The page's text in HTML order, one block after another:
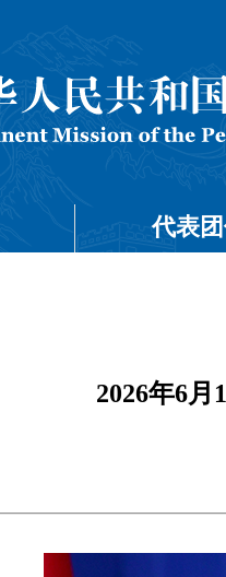
代表
2026年6